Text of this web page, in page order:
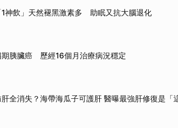
1神飲」天然褪黑激素多 助眠又抗大腦退化
期胰臟癌 歷經16個月治療病況穩定
全消失？海帶海瓜子可護肝 醫曝最強肝修復是「